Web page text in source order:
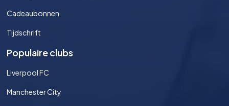
Cadeaubonnen
Tijdschrift
Populaire clubs
Liverpool FC
Manchester City